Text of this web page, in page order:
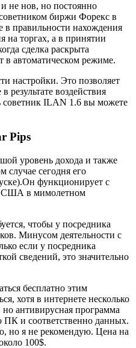
не нов, но постоянно
биржи Форекс в
в правильности нахождения
на торгах, а в принятии
сделка раскрыта
в автоматическом режиме.
настройки. Это позволяет
воздействия
советник ILAN 1.6 вы можете
Pips
уровень дохода и также
случае сегодня его
функционирует с
США в мимолетном
чтобы у посредника
Минусом деятельности с
если у посредника
сведений, это значительно
бесплатно этим
хотя в интернете несколько
но антивирусная программа
ПК и соответственно данных.
но я не рекомендую. Цена на
100$.